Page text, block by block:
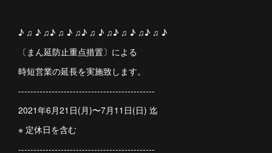
♪ ♫ ♪ ♫♪ ♫ ♪ ♫♪ ♫ ♪ ♫♪ ♫ ♪ ♫♪ ♫ ♪
〔まん延防止重点措置〕による
時短営業の延長を実施致します。
---------------------------------------------
2021年6月21日(月)〜7月11日(日) 迄
※ 定休日を含む
---------------------------------------------